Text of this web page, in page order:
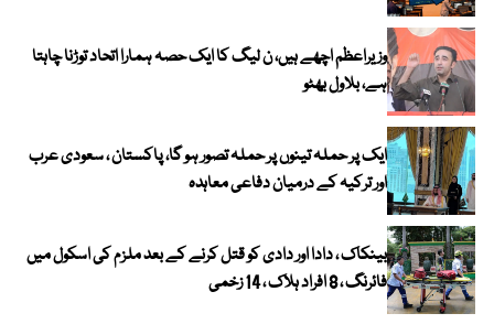
وزیراعظم اچھے ہیں، ن لیگ کا ایک حصہ ہمارا اتحاد توڑنا چاہتا
ہے، بلاول بھٹو
ایک پر حملہ تینوں پر حملہ تصور ہو گا، پاکستان ، سعودی عرب
اور ترکیہ کے درمیان دفاعی معاہدہ
بینکاک ، دادا اور دادی کو قتل کرنے کے بعد ملزم کی اسکول میں
فائرنگ ، 8 افراد ہلاک ، 14 زخمی